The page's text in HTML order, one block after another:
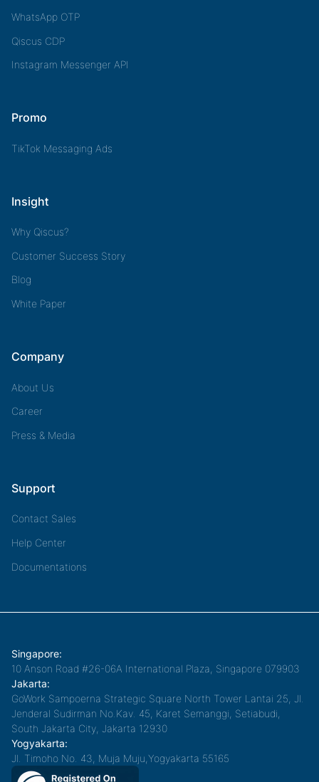
WhatsApp OTP
Qiscus CDP
Instagram Messenger API
Promo
TikTok Messaging Ads
Insight
Why Qiscus?
Customer Success Story
Blog
White Paper
Company
About Us
Career
Press & Media
Support
Contact Sales
Help Center
Documentations
Singapore:
10 Anson Road #26-06A International Plaza, Singapore 079903
Jakarta:
GoWork Sampoerna Strategic Square North Tower Lantai 25, Jl.
Jenderal Sudirman No.Kav. 45, Karet Semanggi, Setiabudi,
South Jakarta City, Jakarta 12930
Yogyakarta:
Jl. Timoho No. 43, Muja Muju,Yogyakarta 55165